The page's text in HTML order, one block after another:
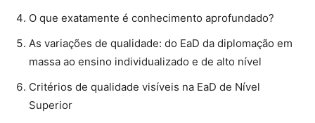
O que exatamente é conhecimento aprofundado?
As variações de qualidade: do EaD da diplomação em
massa ao ensino individualizado e de alto nível
Critérios de qualidade visíveis na EaD de Nível
Superior